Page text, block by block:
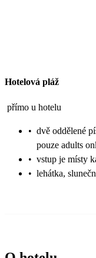
Hotelová pláž
přímo u hotelu
• dvě oddělené
pouze adults
• vstup je místy
• lehátka,